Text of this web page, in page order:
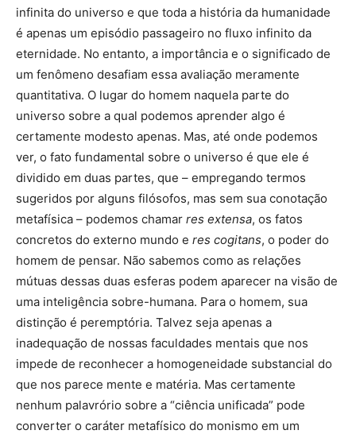
infinita do universo e que toda a história da humanidade
é apenas um episódio passageiro no fluxo infinito da
eternidade. No entanto, a importância e o significado de
um fenômeno desafiam essa avaliação meramente
quantitativa. O lugar do homem naquela parte do
universo sobre a qual podemos aprender algo é
certamente modesto apenas. Mas, até onde podemos
ver, o fato fundamental sobre o universo é que ele é
dividido em duas partes, que – empregando termos
sugeridos por alguns filósofos, mas sem sua conotação
metafísica – podemos chamar res extensa, os fatos
concretos do externo mundo e res cogitans, o poder do
homem de pensar. Não sabemos como as relações
mútuas dessas duas esferas podem aparecer na visão de
uma inteligência sobre-humana. Para o homem, sua
distinção é peremptória. Talvez seja apenas a
inadequação de nossas faculdades mentais que nos
impede de reconhecer a homogeneidade substancial do
que nos parece mente e matéria. Mas certamente
nenhum palavrório sobre a “ciência unificada” pode
converter o caráter metafísico do monismo em um